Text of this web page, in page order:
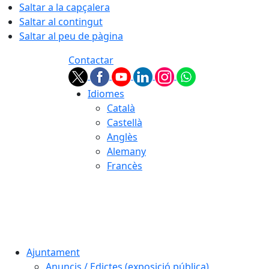
Saltar a la capçalera
Saltar al contingut
Saltar al peu de pàgina
Contactar
Idiomes
Català
Castellà
Anglès
Alemany
Francès
Ajuntament